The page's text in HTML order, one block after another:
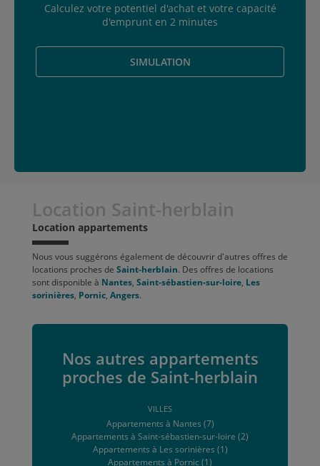
Calculez votre potentiel d'achat et votre capacité
d'emprunt en 2 minutes
SIMULATION
Location Saint-herblain
Location appartements
Nous vous suggérons également de découvrir d'autres offres de
locations proches de Saint-herblain. Des offres de locations
sont disponible à Nantes, Saint-sébastien-sur-loire, Les
sorinières, Pornic, Angers.
Nos autres appartements
proches de Saint-herblain
VILLES
Appartements à Nantes (7)
Appartements à Saint-sébastien-sur-loire (2)
Appartements à Les sorinières (1)
Appartements à Pornic (1)